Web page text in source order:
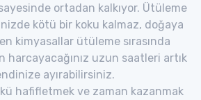
ortadan kalkıyor. Ütüleme
kötü bir koku kalmaz, doğaya
kimyasallar ütüleme sırasında
harcayacağınız uzun saatleri artık
ayırabilirsiniz.
hafifletmek ve zaman kazanmak